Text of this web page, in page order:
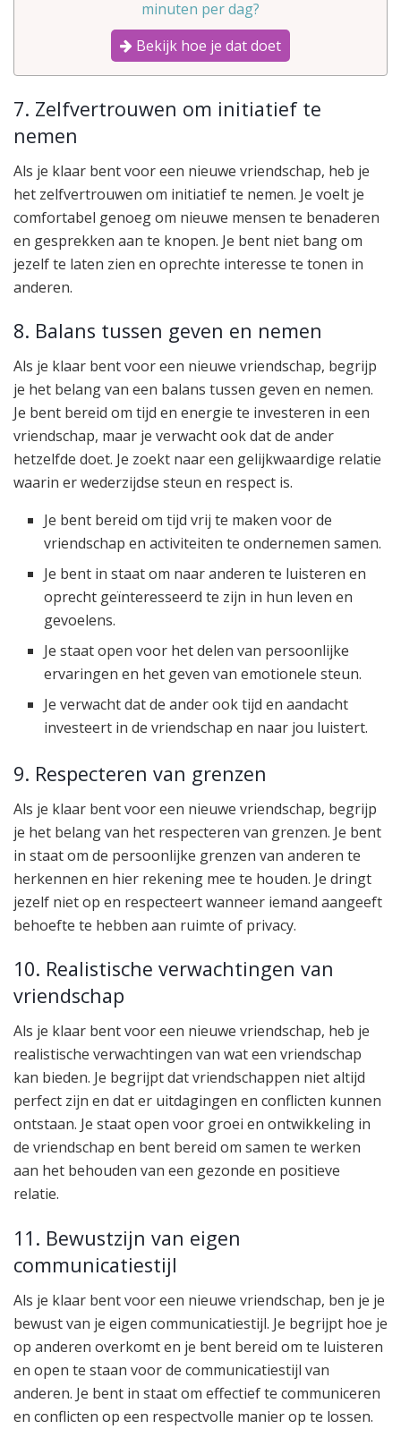
minuten per dag?
Bekijk hoe je dat doet
7. Zelfvertrouwen om initiatief te
nemen
Als je klaar bent voor een nieuwe vriendschap, heb je
het zelfvertrouwen om initiatief te nemen. Je voelt je
comfortabel genoeg om nieuwe mensen te benaderen
en gesprekken aan te knopen. Je bent niet bang om
jezelf te laten zien en oprechte interesse te tonen in
anderen.
8. Balans tussen geven en nemen
Als je klaar bent voor een nieuwe vriendschap, begrijp
je het belang van een balans tussen geven en nemen.
Je bent bereid om tijd en energie te investeren in een
vriendschap, maar je verwacht ook dat de ander
hetzelfde doet. Je zoekt naar een gelijkwaardige relatie
waarin er wederzijdse steun en respect is.
Je bent bereid om tijd vrij te maken voor de
vriendschap en activiteiten te ondernemen samen.
Je bent in staat om naar anderen te luisteren en
oprecht geïnteresseerd te zijn in hun leven en
gevoelens.
Je staat open voor het delen van persoonlijke
ervaringen en het geven van emotionele steun.
Je verwacht dat de ander ook tijd en aandacht
investeert in de vriendschap en naar jou luistert.
9. Respecteren van grenzen
Als je klaar bent voor een nieuwe vriendschap, begrijp
je het belang van het respecteren van grenzen. Je bent
in staat om de persoonlijke grenzen van anderen te
herkennen en hier rekening mee te houden. Je dringt
jezelf niet op en respecteert wanneer iemand aangeeft
behoefte te hebben aan ruimte of privacy.
10. Realistische verwachtingen van
vriendschap
Als je klaar bent voor een nieuwe vriendschap, heb je
realistische verwachtingen van wat een vriendschap
kan bieden. Je begrijpt dat vriendschappen niet altijd
perfect zijn en dat er uitdagingen en conflicten kunnen
ontstaan. Je staat open voor groei en ontwikkeling in
de vriendschap en bent bereid om samen te werken
aan het behouden van een gezonde en positieve
relatie.
11. Bewustzijn van eigen
communicatiestijl
Als je klaar bent voor een nieuwe vriendschap, ben je je
bewust van je eigen communicatiestijl. Je begrijpt hoe je
op anderen overkomt en je bent bereid om te luisteren
en open te staan voor de communicatiestijl van
anderen. Je bent in staat om effectief te communiceren
en conflicten op een respectvolle manier op te lossen.